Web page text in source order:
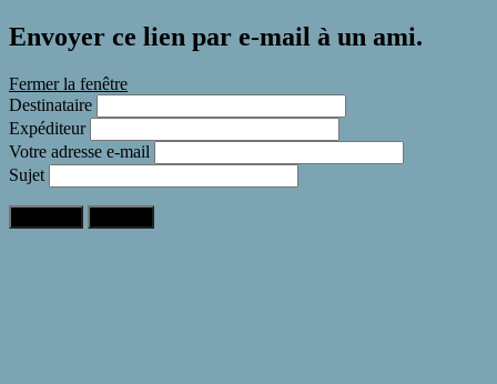
Envoyer ce lien par e-mail à un ami.
Fermer la fenêtre
Destinataire
Expéditeur
Votre adresse e-mail
Sujet